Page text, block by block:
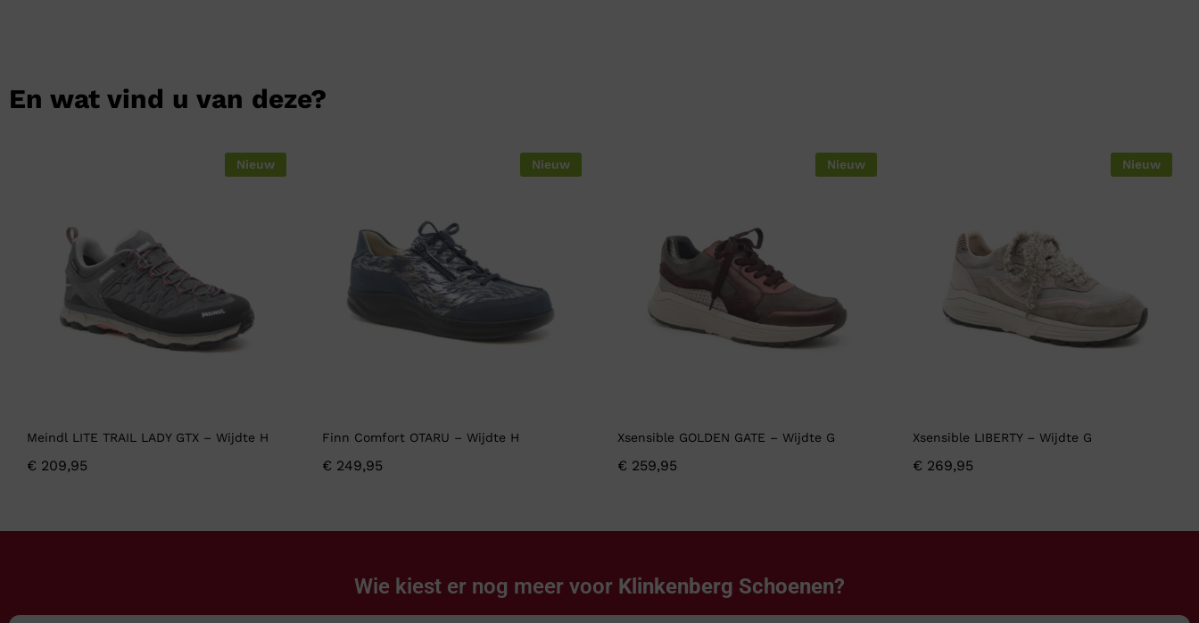
En wat vind u van deze?
Nieuw
Meindl LITE TRAIL LADY GTX – Wijdte H
€ 209,95
Nieuw
Finn Comfort OTARU – Wijdte H
€ 249,95
Nieuw
Xsensible GOLDEN GATE – Wijdte G
€ 259,95
Nieuw
Xsensible LIBERTY – Wijdte G
€ 269,95
Wie kiest er nog meer voor Klinkenberg Schoenen?